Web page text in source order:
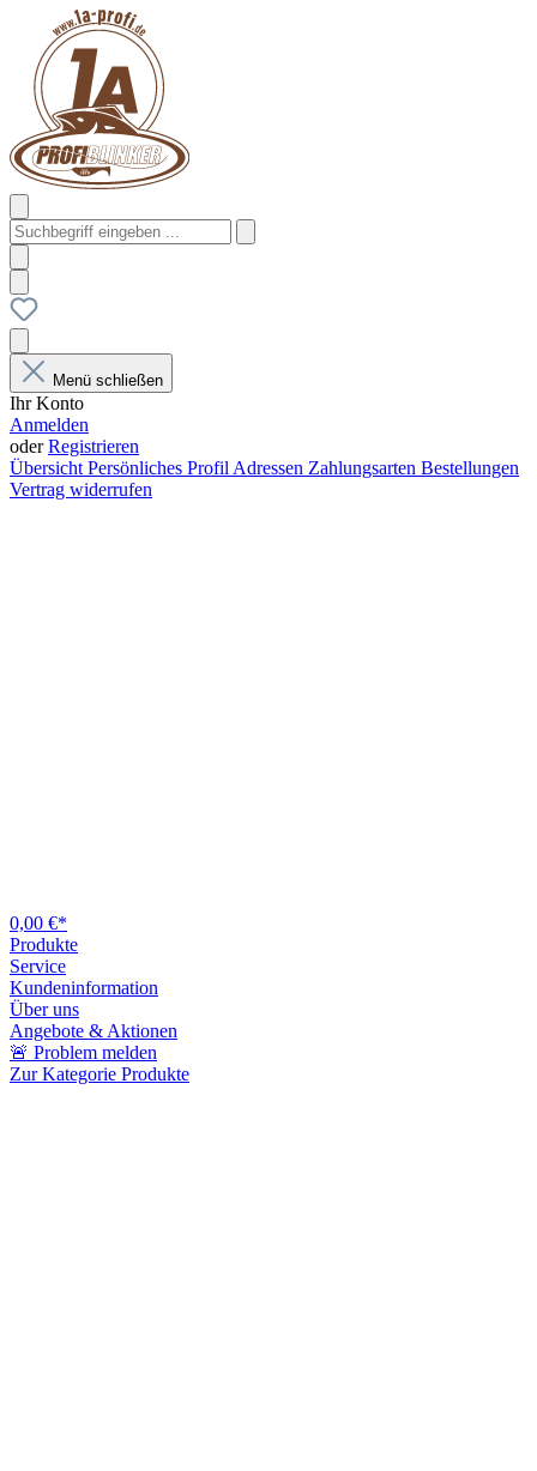
Menü schließen
Ihr Konto
Anmelden
oderRegistrieren
Übersicht Persönliches Profil Adressen Zahlungsarten Bestellungen
Vertrag widerrufen
0,00 €*
Produkte
Service
Kundeninformation
Über uns
Angebote & Aktionen
🚨 Problem melden
Zur Kategorie Produkte